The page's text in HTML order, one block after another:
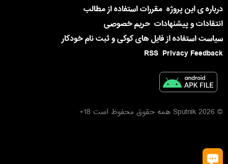
درباره ی این پروژه مقررات استفاده از مطالب
انتقادات و پیشنهادات حریم خصوصی
سیاست استفاده از فایل های کوکی و ثبت نام خودکار
Privacy Feedback
RSS
© 2026 Sputnik همه حقوق محفوظ است 18+